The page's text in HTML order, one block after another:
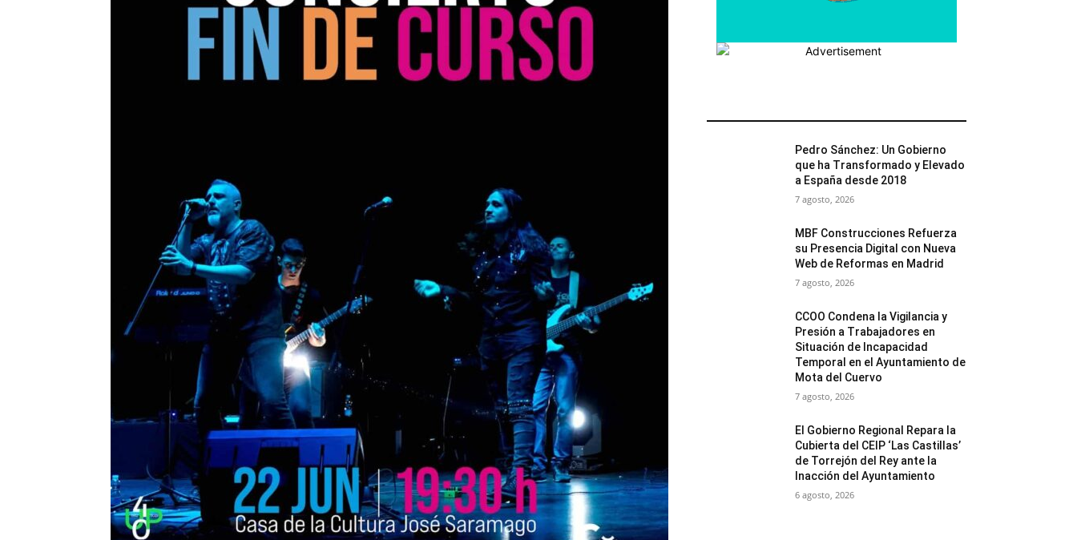
Pedro Sánchez: Un Gobierno
que ha Transformado y Elevado
a España desde 2018
7 agosto, 2026
MBF Construcciones Refuerza
su Presencia Digital con Nueva
Web de Reformas en Madrid
7 agosto, 2026
CCOO Condena la Vigilancia y
Presión a Trabajadores en
Situación de Incapacidad
Temporal en el Ayuntamiento de
Mota del Cuervo
7 agosto, 2026
El Gobierno Regional Repara la
Cubierta del CEIP ‘Las Castillas’
de Torrejón del Rey ante la
Inacción del Ayuntamiento
6 agosto, 2026